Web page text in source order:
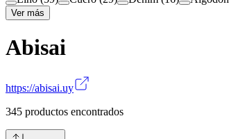
Ver más
Abisai
https://abisai.uy
345 productos encontrados